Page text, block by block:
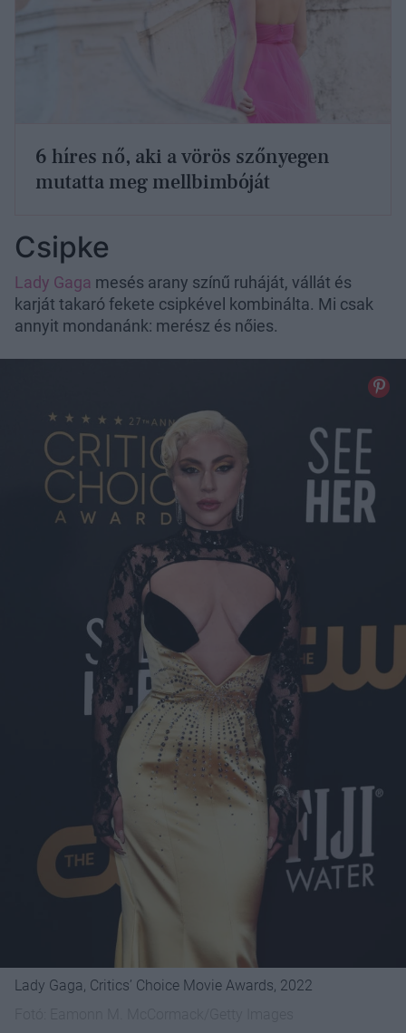
6 híres nő, aki a vörös szőnyegen
mutatta meg mellbimbóját
Csipke
Lady Gaga mesés arany színű ruháját, vállát és
karját takaró fekete csipkével kombinálta. Mi csak
annyit mondanánk: merész és nőies.
Lady Gaga, Critics’ Choice Movie Awards, 2022